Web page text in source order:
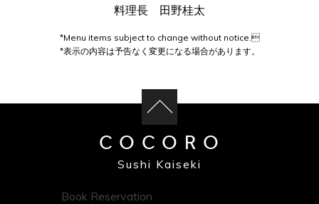
料理長 田野桂太
*Menu items subject to change without notice.
*表示の内容は予告なく変更になる場合があります。
COCORO
Sushi Kaiseki
Book Reservation